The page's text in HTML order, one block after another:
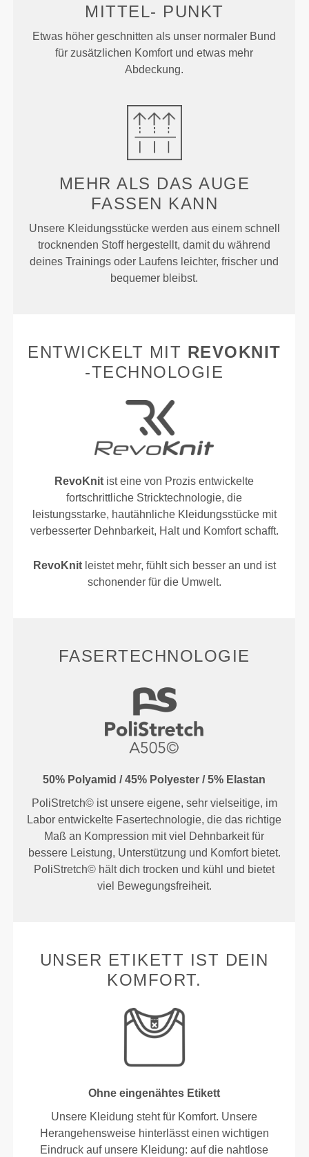
MITTEL- PUNKT
Etwas höher geschnitten als unser normaler Bund
für zusätzlichen Komfort und etwas mehr
Abdeckung.
MEHR ALS DAS AUGE
FASSEN KANN
Unsere Kleidungsstücke werden aus einem schnell
trocknenden Stoff hergestellt, damit du während
deines Trainings oder Laufens leichter, frischer und
bequemer bleibst.
ENTWICKELT MIT REVOKNIT
-TECHNOLOGIE
RevoKnit ist eine von Prozis entwickelte
fortschrittliche Stricktechnologie, die
leistungsstarke, hautähnliche Kleidungsstücke mit
verbesserter Dehnbarkeit, Halt und Komfort schafft.
RevoKnitleistet mehr, fühlt sich besser an und ist
schonender für die Umwelt.
FASERTECHNOLOGIE
50% Polyamid / 45% Polyester / 5% Elastan
PoliStretch© ist unsere eigene, sehr vielseitige, im
Labor entwickelte Fasertechnologie, die das richtige
Maß an Kompression mit viel Dehnbarkeit für
bessere Leistung, Unterstützung und Komfort bietet.
PoliStretch© hält dich trocken und kühl und bietet
viel Bewegungsfreiheit.
UNSER ETIKETT IST DEIN
KOMFORT.
Ohne eingenähtes Etikett
Unsere Kleidung steht für Komfort. Unsere
Herangehensweise hinterlässt einen wichtigen
Eindruck auf unsere Kleidung: auf die nahtlose